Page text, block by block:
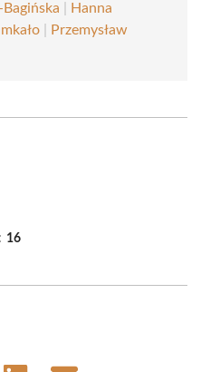
Hanna
Przemysław
16